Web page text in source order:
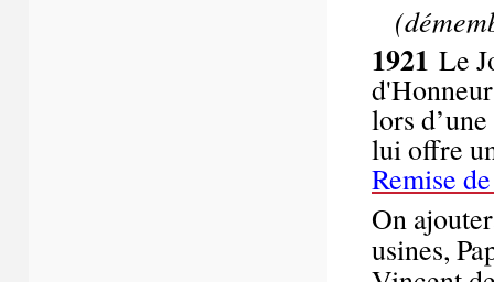
1921 Le
lors
lui offre
Remise
On
usines,